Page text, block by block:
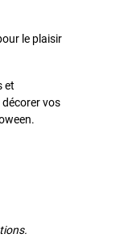
le plaisir
et
vos